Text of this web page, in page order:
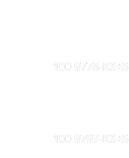
100 9778-KS+5
100 9797-KS+5